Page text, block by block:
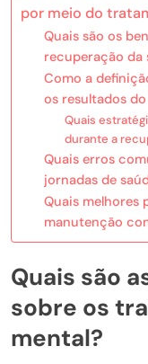
por meio do
Quais são os
recuperação da
Como a
os resultados
Quais
durante a
Quais erros
jornadas de
Quais melhores
manutenção
Quais são
sobre os
mental?